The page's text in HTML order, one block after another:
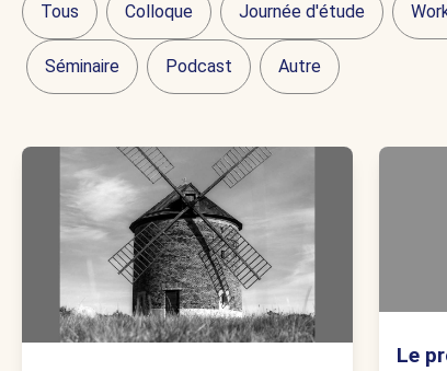
Tous Colloque Journée d'étude
Séminaire Podcast Autre
Le